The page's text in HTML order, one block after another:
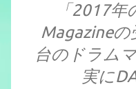
「2017
Magazine
台のドラム
実に